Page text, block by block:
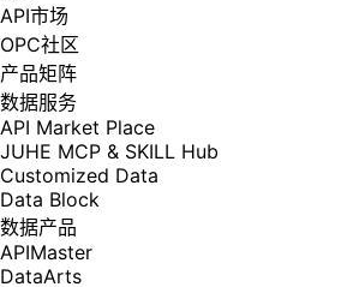
API市场
OPC社区
产品矩阵
数据服务
API Market Place
JUHE MCP & SKILL Hub
Customized Data
Data Block
数据产品
APIMaster
DataArts